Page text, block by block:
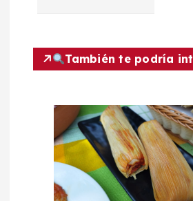
También te podría